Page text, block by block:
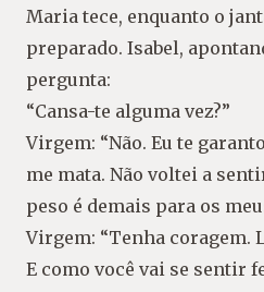
Maria tece, enquanto o
preparado. Isabel,
pergunta:
“Cansa-te alguma vez?”
Virgem: “Não. Eu te
me mata. Não voltei a
peso é demais para os
Virgem: “Tenha coragem.
E como você vai se sentir